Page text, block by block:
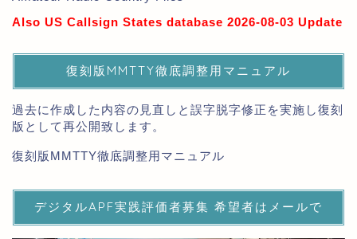
Also US Callsign States database 2026-08-03 Update
復刻版MMTTY徹底調整用マニュアル
過去に作成した内容の見直しと誤字脱字修正を実施し復刻
版として再公開致します。
復刻版MMTTY徹底調整用マニュアル
デジタルAPF実践評価者募集 希望者はメールで